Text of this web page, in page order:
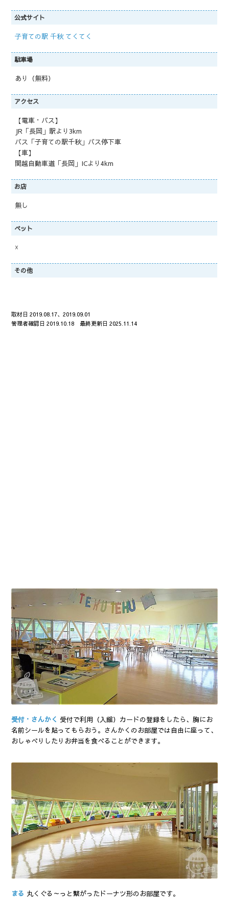
公式サイト
子育ての駅 千秋 てくてく
駐車場
あり（無料）
アクセス
【電車・バス】
JR「長岡」駅より3km
バス「子育ての駅千秋」バス停下車
【車】
関越自動車道「長岡」ICより4km
お店
無し
ペット
☓
その他
取材日 2019.08.17、2019.09.01
管理者確認日 2019.10.18 最終更新日 2025.11.14
受付・さんかく 受付で利用（入館）カードの登録をしたら、胸にお
名前シールを貼ってもらおう。さんかくのお部屋では自由に座って、
おしゃべりしたりお弁当を食べることができます。
まる 丸くぐる～っと繋がったドーナツ形のお部屋です。